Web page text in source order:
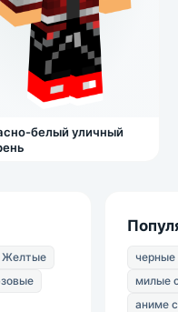
белый уличный
Желтые
милые
аниме